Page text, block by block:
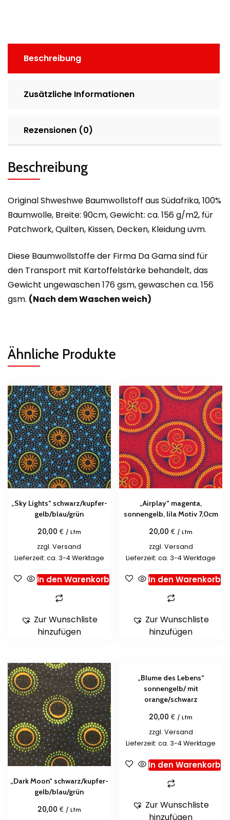
Beschreibung
Zusätzliche Informationen
Rezensionen (0)
Beschreibung
Original Shweshwe Baumwollstoff aus Südafrika, 100%
Baumwolle, Breite: 90cm, Gewicht: ca. 156 g/m2, für
Patchwork, Quilten, Kissen, Decken, Kleidung uvm.
Diese Baumwollstoffe der Firma Da Gama sind für
den Transport mit Kartoffelstärke behandelt, das
Gewicht ungewaschen 176 gsm, gewaschen ca. 156
gsm. (Nach dem Waschen weich)
Ähnliche Produkte
„Sky Lights“ schwarz/kupfer-
gelb/blau/grün
20,00 € / Lfm
zzgl.Versand
Lieferzeit: ca. 3-4 Werktage
In den Warenkorb
Zur Wunschliste
hinzufügen
„Airplay“ magenta,
sonnengelb, lila Motiv 7,0cm
20,00€ / Lfm
zzgl. Versand
Lieferzeit: ca. 3-4 Werktage
In den Warenkorb
Zur Wunschliste
hinzufügen
„Dark Moon“ schwarz/kupfer-
gelb/blau/grün
20,00 € / Lfm
„Blume des Lebens“
sonnengelb/ mit
orange/schwarz
20,00€ / Lfm
zzgl. Versand
Lieferzeit: ca. 3-4 Werktage
In den Warenkorb
Zur Wunschliste
hinzufügen